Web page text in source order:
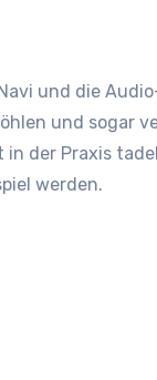
und die
und sogar
der Praxis
werden.